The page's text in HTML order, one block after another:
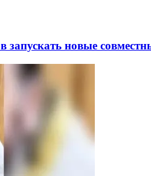
новые